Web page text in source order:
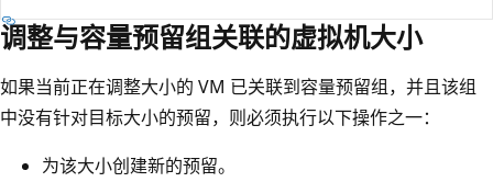
调整与容量预留组关联的虚拟机大小
如果当前正在调整大小的 VM 已关联到容量预留组，并且该组
中没有针对目标大小的预留，则必须执行以下操作之一：
为该大小创建新的预留。